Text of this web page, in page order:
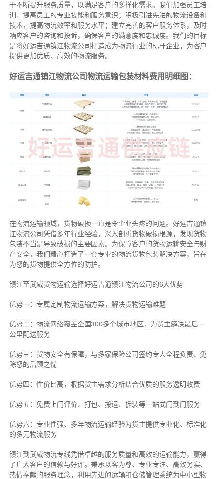
于不断提升服务质量，以满足客户的多样化需求。我们加强员工培
训，提高员工的专业技能和服务意识；积极引进先进的物流设备和
技术，提高物流效率和服务水平；建立完善的客户服务体系，及时
响应客户的咨询和投诉，确保客户的满意度和忠诚度。我们的目标
是将好运吉通镇江物流公司打造成为物流行业的标杆企业，为客户
提供更加优质、高效的物流服务。
好运吉通镇江物流公司物流运输包装材料费用明细图：
在物流运输领域，货物破损一直是令企业头疼的问题。好运吉通镇
江物流公司凭借多年行业经验，深入剖析货物破损根源，发现货物
包装不当是导致破损的主要因素。为保障客户的货物运输安全与财
产安全，我们精心打造了一套专业的物流货物包装解决方案，旨在
为您的货物提供全方位的防护。
镇江至武威货物运输选择好运吉通镇江物流公司的6大优势
优势一：专属定制物流运输方案，解决货物运输难题
优势二：物流网络覆盖全国300多个城市地区，为货主解决最后一
公里配送服务
优势三：货物安全有保障，与多家保险公司签约专人全程负责、免
除您的后顾之忧
优势四：性价比高，根据货主需求分析结合优质的服务透明收费
优势五：免费上门评价、打包、搬运、拆装等一站式门到门服务
优势六：专业性强、多年物流运输经验为货主提供专业化、标准化
的多元物流服务
镇江到武威物流专线凭借卓越的服务质量和高效的运输能力，赢得
了广大客户的信赖与好评。 秉承以客为尊、专业专注、高效务实、
热情奉献的服务理念，利用先进的运输和仓储管理系统为中小型物